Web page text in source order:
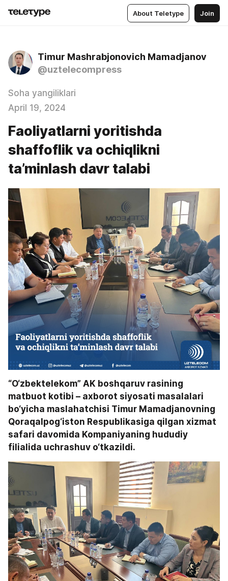
About Teletype Join
Timur Mashrabjonovich Mamadjanov
@uztelecompress
Soha yangiliklari
April 19, 2024
Faoliyatlarni yoritishda
shaffoflik va ochiqlikni
ta’minlash davr talabi
“O‘zbektelekom” AK boshqaruv rasining
matbuot kotibi – axborot siyosati masalalari
bo‘yicha maslahatchisi Timur Mamadjanovning
Qoraqalpog‘iston Respublikasiga qilgan xizmat
safari davomida Kompaniyaning hududiy
filialida uchrashuv o‘tkazildi.